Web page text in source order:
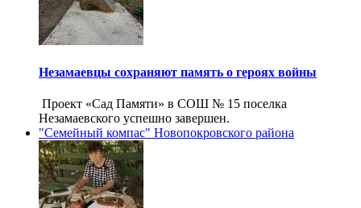
Незамаевцы сохраняют память о героях войны
Проект «Сад Памяти» в СОШ № 15 поселка
Незамаевского успешно завершен.
"Семейный компас" Новопокровского района